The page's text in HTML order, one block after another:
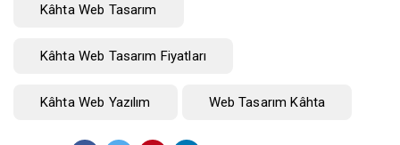
Kâhta Web Tasarım
Kâhta Web Tasarım Fiyatları
Kâhta Web Yazılım Web Tasarım Kâhta